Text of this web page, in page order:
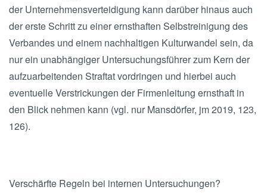
der Unternehmensverteidigung kann darüber hinaus auch
der erste Schritt zu einer ernsthaften Selbstreinigung des
Verbandes und einem nachhaltigen Kulturwandel sein, da
nur ein unabhängiger Untersuchungsführer zum Kern der
aufzuarbeitenden Straftat vordringen und hierbei auch
eventuelle Verstrickungen der Firmenleitung ernsthaft in
den Blick nehmen kann (vgl. nur Mansdörfer, jm 2019, 123,
126).
Verschärfte Regeln bei internen Untersuchungen?